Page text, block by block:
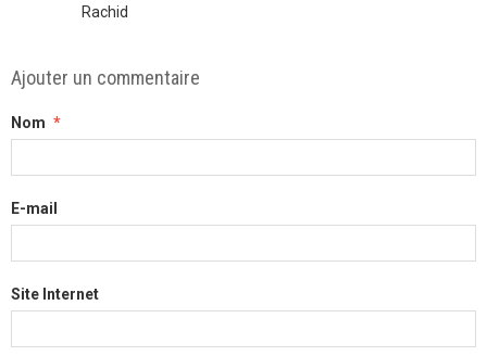
Rachid
Ajouter un commentaire
Nom
E-mail
Site Internet